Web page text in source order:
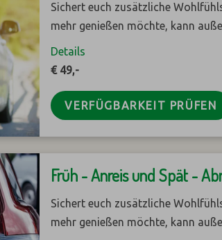
Sichert euch zusätzliche
mehr genießen möchte, kann
Details
€ 49,-
VERFÜGBARKEIT PRÜFEN
Früh - Anreis und Spät -
Sichert euch zusätzliche
mehr genießen möchte, kann